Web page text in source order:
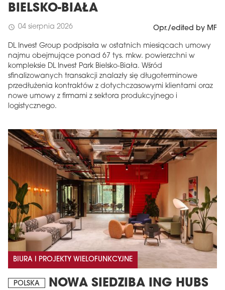
BIELSKO-BIAŁA
schedule 04 sierpnia 2026 Opr./edited by MF
DL Invest Group podpisała w ostatnich miesiącach umowy
najmu obejmujące ponad 67 tys. mkw. powierzchni w
kompleksie DL Invest Park Bielsko-Biała. Wśród
sfinalizowanych transakcji znalazły się długoterminowe
przedłużenia kontraktów z dotychczasowymi klientami oraz
nowe umowy z firmami z sektora produkcyjnego i
logistycznego.
BIURA I PROJEKTY WIELOFUNKCYJNE
POLSKA
NOWA SIEDZIBA ING HUBS